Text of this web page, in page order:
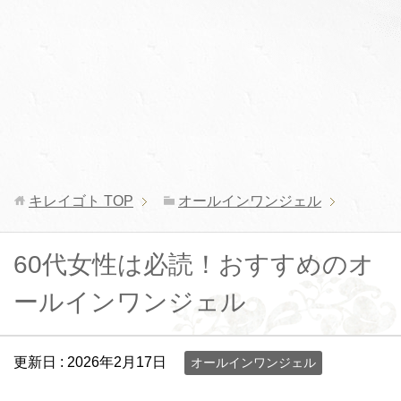
キレイゴト TOP オールインワンジェル
60代女性は必読！おすすめのオ
ールインワンジェル
更新日 : 2026年2月17日 オールインワンジェル